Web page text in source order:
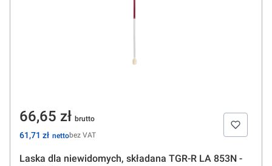
Laska dla niewidomych, składana TGR-R LA 853N -
Cena
66,65 zł
Cena
61,71 zł bez VAT